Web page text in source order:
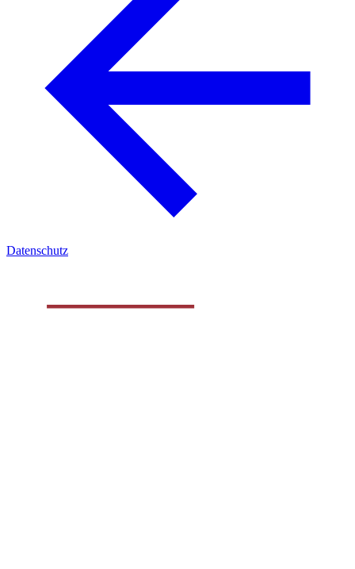
Datenschutz